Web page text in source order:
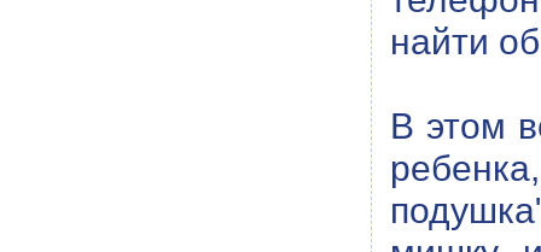
найти
В этом